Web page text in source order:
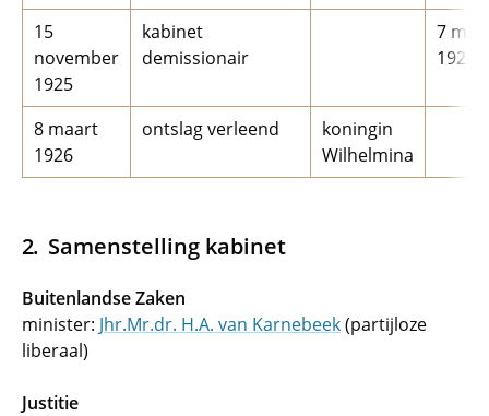
15
november
1925
kabinet
demissionair
7
1926
8 maart
1926
ontslag verleend
koningin
Wilhelmina
Samenstelling kabinet
Buitenlandse Zaken
minister: Jhr.Mr.dr. H.A. van Karnebeek(partijloze
liberaal)
Justitie